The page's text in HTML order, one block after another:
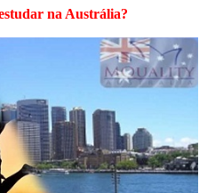
na Austrália?